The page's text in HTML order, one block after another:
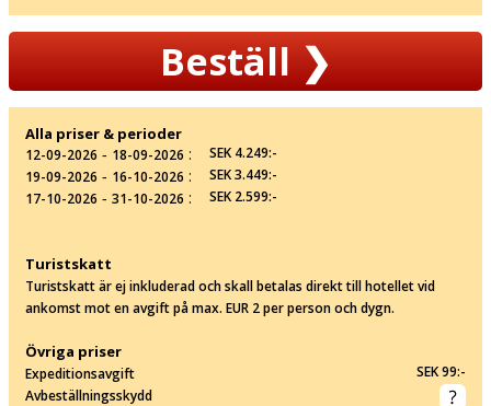
Beställ❯
Alla priser & perioder
12-09-2026 ‐ 18-09-2026 :
SEK 4.249:-
19-09-2026 ‐ 16-10-2026 :
SEK 3.449:-
17-10-2026 ‐ 31-10-2026 : SEK 2.599:-
Turistskatt
Turistskatt är ej inkluderad och skall betalas direkt till hotellet vid
ankomst mot en avgift på max. EUR 2 per person och dygn.
Övriga priser
Expeditionsavgift
SEK 99:-
Avbeställningsskydd